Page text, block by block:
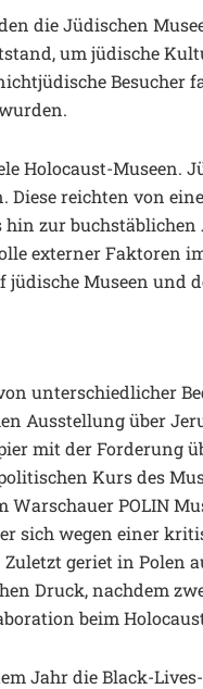
die Jüdischen
um jüdische
Besucher
Holocaust-Museen.
Diese reichten von
zur
externer Faktoren
jüdische Museen und
unterschiedlicher
Ausstellung über
mit der Forderung
Kurs des
POLIN
sich wegen einer
geriet in Polen
Druck, nachdem
beim
Jahr die Black-